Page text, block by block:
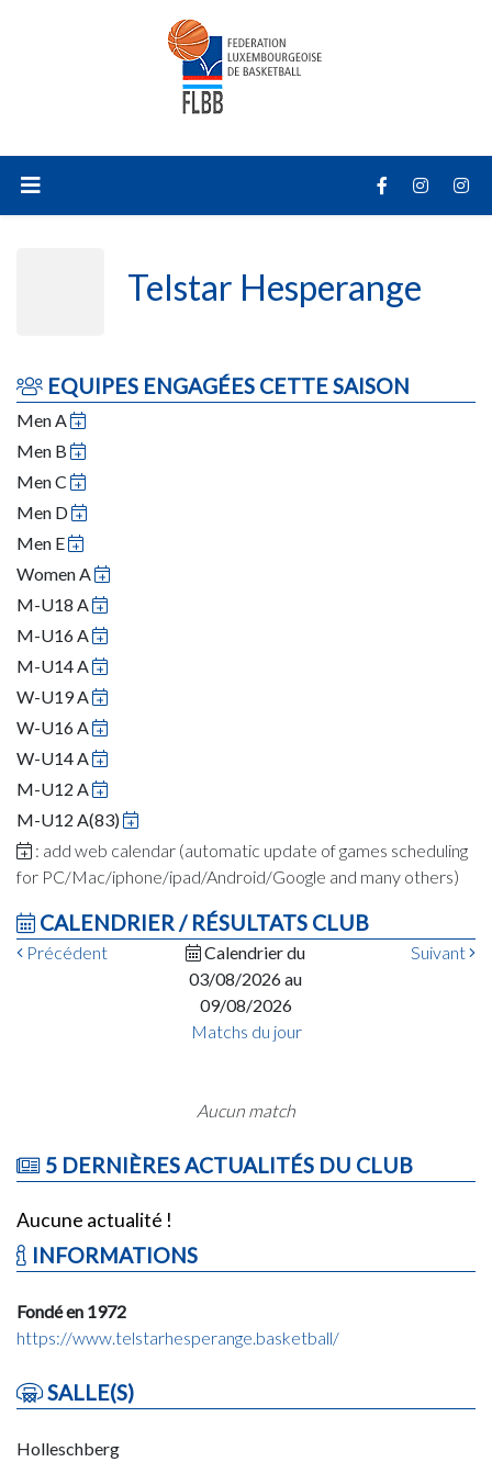
Telstar Hesperange
EQUIPES ENGAGÉES CETTE SAISON
Men A
Men B
Men C
Men D
Men E
Women A
M-U18 A
M-U16 A
M-U14 A
W-U19 A
W-U16 A
W-U14 A
M-U12 A
M-U12 A(83)
: add web calendar (automatic update of games scheduling
for PC/Mac/iphone/ipad/Android/Google and many others)
CALENDRIER / RÉSULTATS CLUB
Précédent
Calendrier du
03/08/2026 au
09/08/2026
Suivant
Matchs du jour
Aucun match
5 DERNIÈRES ACTUALITÉS DU CLUB
Aucune actualité !
INFORMATIONS
Fondé en 1972
https://www.telstarhesperange.basketball/
SALLE(S)
Holleschberg